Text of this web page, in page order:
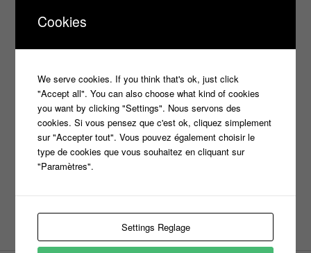
d8Face à la bande
indiscrétions info info jeux tvInfos jeu
jeu tvJeuxJeux TV Julien Courbet Jérémy Michalak
Koh Lantalaurence boccolini le maillon faible m6
Maestro Masters money drop
n'oubliez pas les paroles
tf1
Cookies
We serve cookies. If you think that's ok, just click
"Accept all". You can also choose what kind of cookies
you want by clicking "Settings". Nous servons des
cookies. Si vous pensez que c'est ok, cliquez simplement
sur "Accepter tout". Vous pouvez également choisir le
type de cookies que vous souhaitez en cliquant sur
"Paramètres".
Settings Reglage